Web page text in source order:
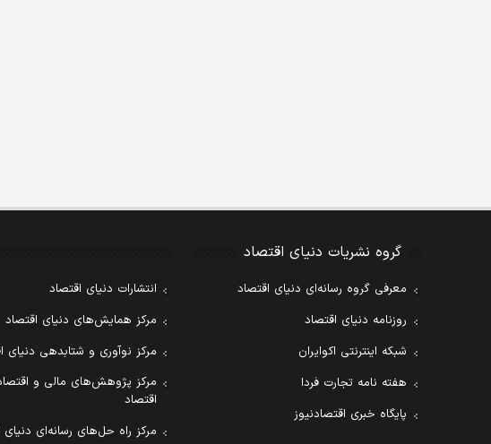
گروه نشریات دنیای اقتصاد
معرفی گروه رسانه‌ای دنیای اقتصاد
روزنامه دنیای اقتصاد
شبکه اینترنتی اکوایران
هفته نامه تجارت فردا
پایگاه خبری اقتصادنیوز
انتشارات دنیای اقتصاد
مرکز همایش‌های دنیای اقتصاد
مرکز نوآوری و شتابدهی دنیای
مرکز پژوهش‌های مالی و
اقتصاد
مرکز راه حل‌های رسانه‌ای دنیای